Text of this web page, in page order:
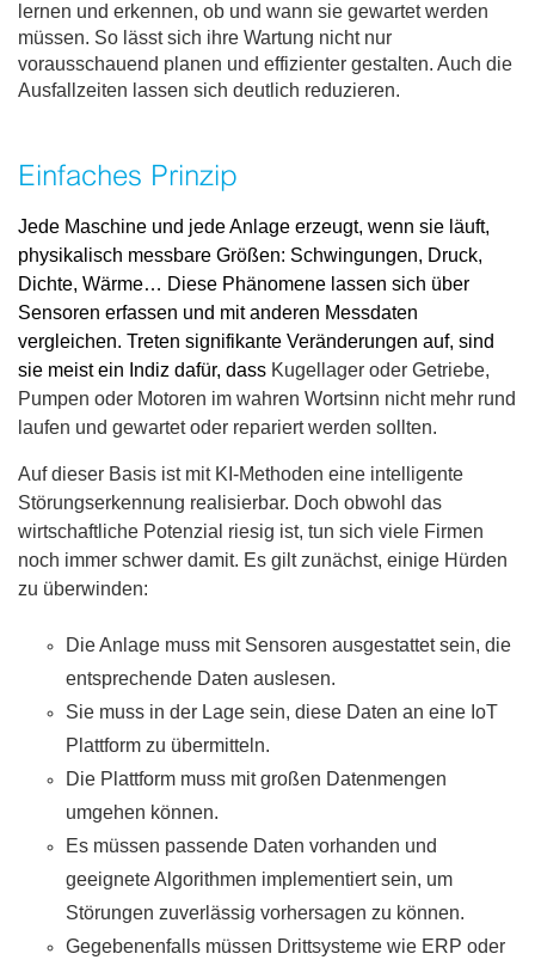
lernen und erkennen, ob und wann sie gewartet werden
müssen. So lässt sich ihre Wartung nicht nur
vorausschauend planen und effizienter gestalten. Auch die
Ausfallzeiten lassen sich deutlich reduzieren.
Einfaches Prinzip
Jede Maschine und jede Anlage erzeugt, wenn sie läuft,
physikalisch messbare Größen: Schwingungen, Druck,
Dichte, Wärme… Diese Phänomene lassen sich über
Sensoren erfassen und mit anderen Messdaten
vergleichen. Treten signifikante Veränderungen auf, sind
sie meist ein Indiz dafür, dass Kugellager oder Getriebe,
Pumpen oder Motoren im wahren Wortsinn nicht mehr rund
laufen und gewartet oder repariert werden sollten.
Auf dieser Basis ist mit KI-Methoden eine intelligente
Störungserkennung realisierbar. Doch obwohl das
wirtschaftliche Potenzial riesig ist, tun sich viele Firmen
noch immer schwer damit. Es gilt zunächst, einige Hürden
zu überwinden:
Die Anlage muss mit Sensoren ausgestattet sein, die
entsprechende Daten auslesen.
Sie muss in der Lage sein, diese Daten an eine IoT
Plattform zu übermitteln.
Die Plattform muss mit großen Datenmengen
umgehen können.
Es müssen passende Daten vorhanden und
geeignete Algorithmen implementiert sein, um
Störungen zuverlässig vorhersagen zu können.
Gegebenenfalls müssen Drittsysteme wie ERP oder